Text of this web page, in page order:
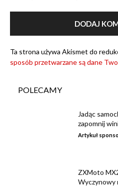
Ta strona używa Akismet do
sposób przetwarzane są dane
POLECAMY
Jadąc
zapomnij
Artykuł
ZXMoto
Wyczynowy